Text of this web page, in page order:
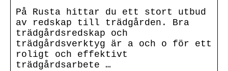
På Rusta hittar du ett stort utbud
av redskap till trädgården. Bra
trädgårdsredskap och
trädgårdsverktyg är a och o för ett
roligt och effektivt
trädgårdsarbete …